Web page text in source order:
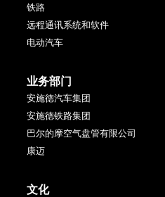
铁路
远程通讯系统和软件
电动汽车
业务部门
安施德汽车集团
安施德铁路集团
巴尔的摩空气盘管有限公司
康迈
文化